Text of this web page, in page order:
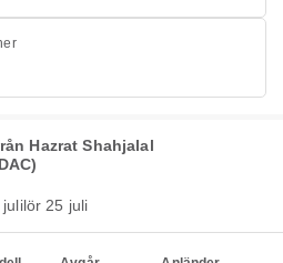
Hazrat Shahjalal
julilör 25 juli